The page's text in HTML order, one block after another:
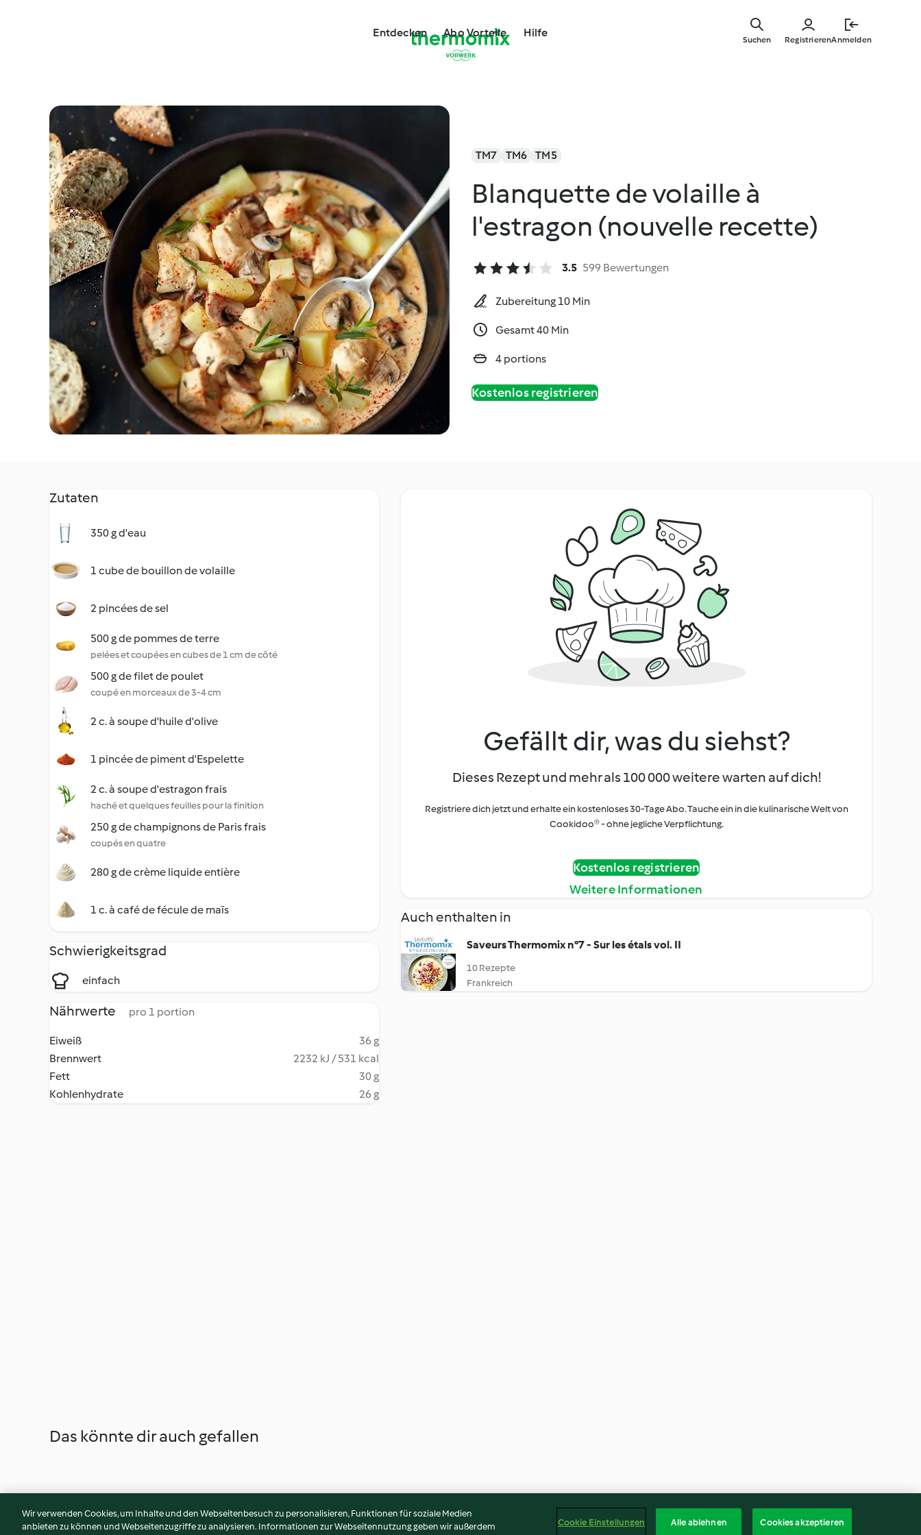
Entdecken Abo Vorteile Hilfe
RegistrierenAnmelden
Suchen
TM7 TM6 TM5
Blanquette de volaille à
l'estragon (nouvelle recette)
3.5 599 Bewertungen
Zubereitung 10 Min
Gesamt 40 Min
4 portions
Kostenlos registrieren
Zutaten
350 g d'eau
1 cube de bouillon de volaille
2 pincées de sel
500 g de pommes de terre
pelées et coupées en cubes de 1 cm de côté
500 g de filet de poulet
coupé en morceaux de 3-4 cm
2 c. à soupe d'huile d'olive
1 pincée de piment d'Espelette
2 c. à soupe d'estragon frais
haché et quelques feuilles pour la finition
250 g de champignons de Paris frais
coupés en quatre
280 g de crème liquide entière
1 c. à café de fécule de maïs
Schwierigkeitsgrad
einfach
Nährwerte pro 1 portion
Eiweiß
36 g
Brennwert
2232 kJ / 531 kcal
Fett
30 g
Kohlenhydrate
26 g
Gefällt dir, was du siehst?
Dieses Rezept und mehr als 100 000 weitere warten auf dich!
Registriere dich jetzt und erhalte ein kostenloses 30-Tage Abo. Tauche ein in die kulinarische Welt von
Cookidoo® - ohne jegliche Verpflichtung.
Kostenlos registrieren
Weitere Informationen
Auch enthalten in
Saveurs Thermomix n°7 - Sur les étals vol. II
10 Rezepte
Frankreich
Das könnte dir auch gefallen
Wir verwenden Cookies, um Inhalte und den Webseitenbesuch zu personalisieren, Funktionen für soziale Medien
anbieten zu können und Webseitenzugriffe zu analysieren. Informationen zur Webseitennutzung geben wir außerdem
Cookie Einstellungen Alle ablehnen Cookies akzeptieren